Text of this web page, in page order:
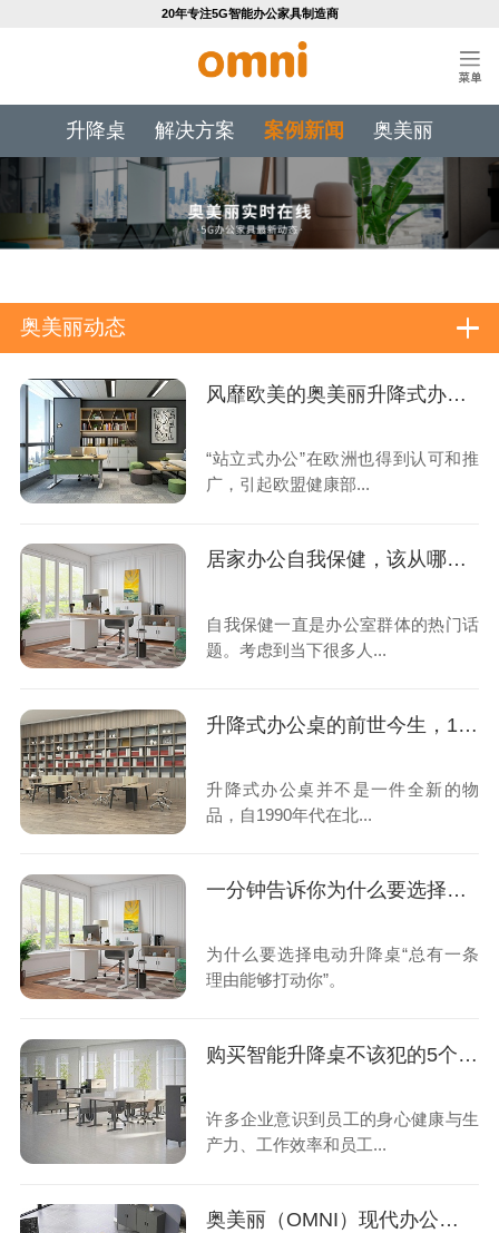
20年专注5G智能办公家具制造商
升降桌 解决方案 案例新闻 奥美丽
奥美丽动态
风靡欧美的奥美丽升降式办公桌,“久坐”的您值得拥有，很有用！
“站立式办公”在欧洲也得到认可和推
广，引起欧盟健康部...
居家办公自我保健，该从哪里入手？-奥美丽升降式办公桌来帮忙
自我保健一直是办公室群体的热门话
题。考虑到当下很多人...
升降式办公桌的前世今生，100%为“久坐的您”而生！
升降式办公桌并不是一件全新的物
品，自1990年代在北...
一分钟告诉你为什么要选择电动升降桌？
为什么要选择电动升降桌“总有一条
理由能够打动你”。
购买智能升降桌不该犯的5个错误
许多企业意识到员工的身心健康与生
产力、工作效率和员工...
奥美丽（OMNI）现代办公家具的设计特点